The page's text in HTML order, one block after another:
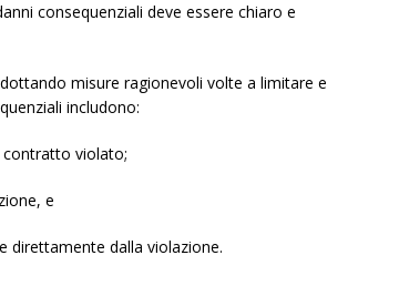
consequenziali deve essere chiaro e
misure ragionevoli volte a limitare e
includono:
violato;
e
direttamente dalla violazione.